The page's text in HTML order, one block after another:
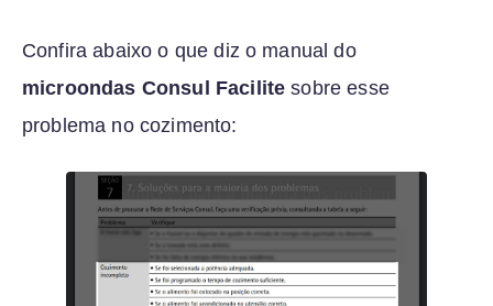
Confira abaixo o que diz o manual do
microondas Consul Facilite sobre esse
problema no cozimento: